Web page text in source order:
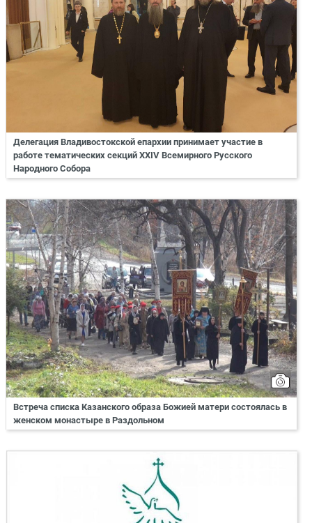
Делегация Владивостокской епархии принимает участие в
работе тематических секций XXIV Всемирного Русского
Народного Собора
Встреча списка Казанского образа Божией матери состоялась в
женском монастыре в Раздольном